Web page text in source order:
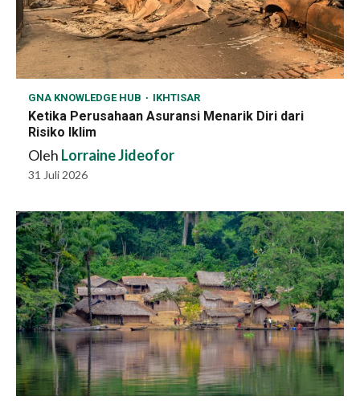
GNA KNOWLEDGE HUB IKHTISAR
Ketika Perusahaan Asuransi Menarik Diri dari
Risiko Iklim
Oleh Lorraine Jideofor
31 Juli 2026